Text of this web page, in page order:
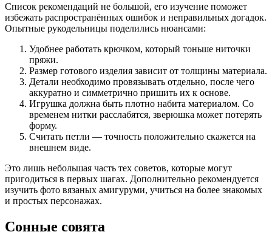
Список рекомендаций не большой, его изучение поможет
избежать распространённых ошибок и неправильных догадок.
Опытные рукодельницы поделились нюансами:
Удобнее работать крючком, который тоньше ниточки
пряжи.
Размер готового изделия зависит от толщины материала.
Детали необходимо провязывать отдельно, после чего
аккуратно и симметрично пришить их к основе.
Игрушка должна быть плотно набита материалом. Со
временем нитки расслабятся, зверюшка может потерять
форму.
Считать петли — точность положительно скажется на
внешнем виде.
Это лишь небольшая часть тех советов, которые могут
пригодиться в первых шагах. Дополнительно рекомендуется
изучить фото вязаных амигуруми, учиться на более знакомых
и простых персонажах.
Сонные совята